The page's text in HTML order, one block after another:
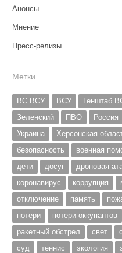
Анонсы
Мнение
Пресс-релизы
Метки
ВС ВСУ ВСУ Генштаб
Зеленский
ПВО Россия
Украина
Херсонская
безопасность
военная
дети
досуг дроновая
коронавирус
коррупция
отключение
память
потери
потери оккупантов
ракетный обстрел
свет
суд
теннис экология